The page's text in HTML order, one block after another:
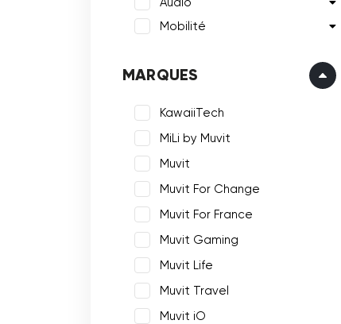
Mobilité
MARQUES
KawaiiTech
MiLi by Muvit
Muvit
Muvit For Change
Muvit For France
Muvit Gaming
Muvit Life
Muvit Travel
Muvit iO